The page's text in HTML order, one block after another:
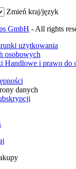
Zmień kraj/język
GmbH - All rights
użytkowania
osobowych
Handlowe i prawo do
danych